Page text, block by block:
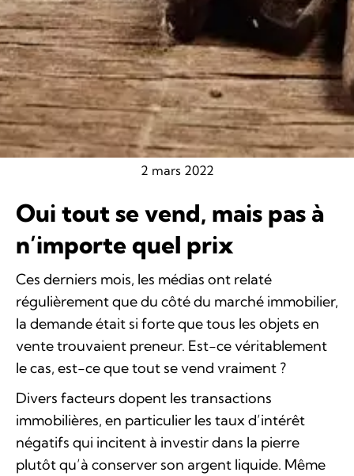
2 mars 2022
Oui tout se vend, mais pas à
n’importe quel prix
Ces derniers mois, les médias ont relaté
régulièrement que du côté du marché immobilier,
la demande était si forte que tous les objets en
vente trouvaient preneur. Est-ce véritablement
le cas, est-ce que tout se vend vraiment ?
Divers facteurs dopent les transactions
immobilières, en particulier les taux d’intérêt
négatifs qui incitent à investir dans la pierre
plutôt qu’à conserver son argent liquide. Même